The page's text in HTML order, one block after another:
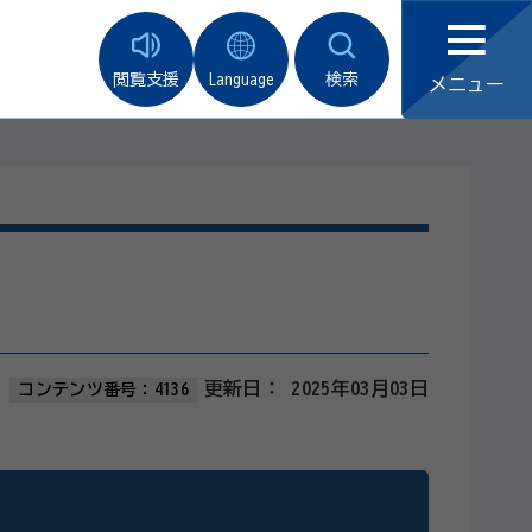
メニュー
検索
閲覧支援 Language
コンテンツ番号：4136 更新日： 2025年03月03日